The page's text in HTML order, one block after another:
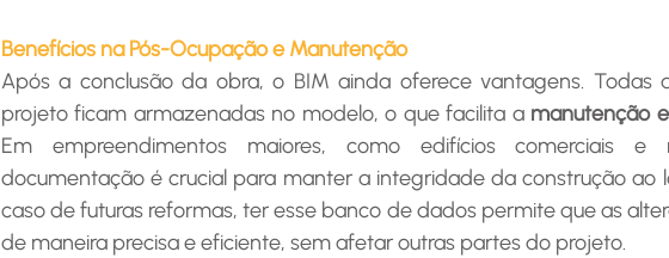
Benefícios na Pós-Ocupação e Manutenção
Após a conclusão da obra, o BIM ainda oferece vantagens. Todas
projeto ficam armazenadas no modelo, o que facilita a manutenção
Em empreendimentos maiores, como edifícios comerciais e
documentação é crucial para manter a integridade da construção ao
caso de futuras reformas, ter esse banco de dados permite que as
de maneira precisa e eficiente, sem afetar outras partes do projeto.